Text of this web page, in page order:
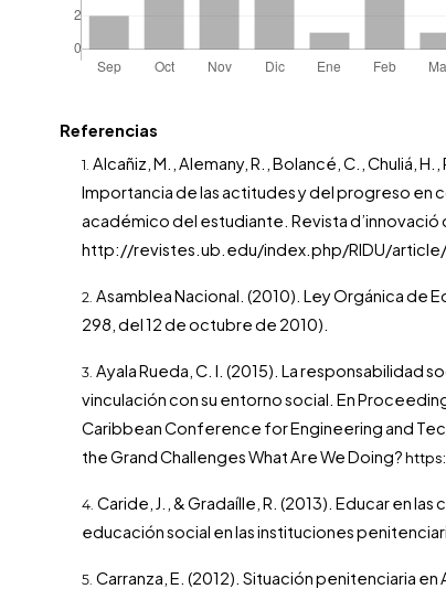
Referencias
Alcañiz, M., Alemany, R., Bolancé, C., Chuliá,
Importancia de las actitudes y del progreso
académico del estudiante. Revista
http://revistes.ub.edu/index.php/RIDU/
Asamblea Nacional. (2010). Ley Orgánica de
298, del 12 de octubre de 2010).
Ayala Rueda, C. I. (2015). La responsabilidad
vinculación con su entorno social. En
Caribbean Conference for Engineering and
the Grand Challenges What Are We Doing?
Caride, J., & Gradaílle, R. (2013). Educar en
educación social en las instituciones
Carranza, E. (2012). Situación penitenciaria